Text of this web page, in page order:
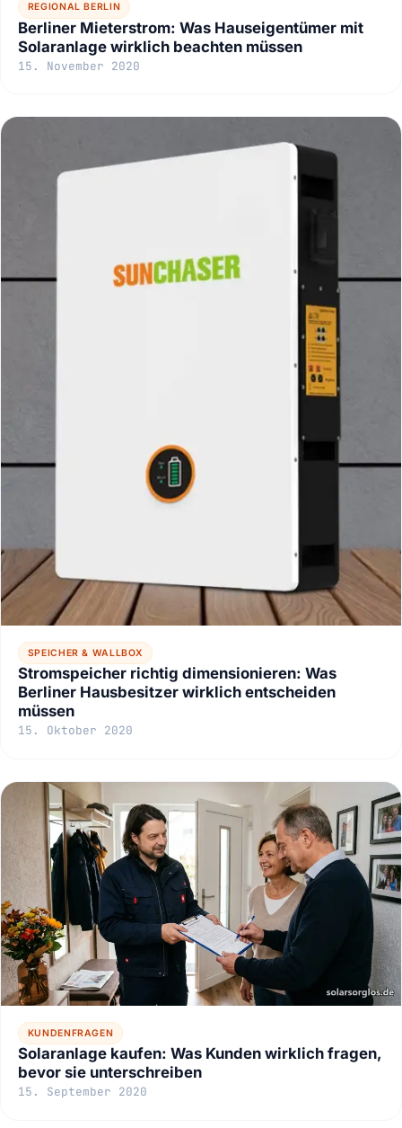
REGIONAL BERLIN
Berliner Mieterstrom: Was Hauseigentümer mit
Solaranlage wirklich beachten müssen
15. November 2020
SPEICHER & WALLBOX
Stromspeicher richtig dimensionieren: Was
Berliner Hausbesitzer wirklich entscheiden
müssen
15. Oktober 2020
KUNDENFRAGEN
Solaranlage kaufen: Was Kunden wirklich fragen,
bevor sie unterschreiben
15. September 2020